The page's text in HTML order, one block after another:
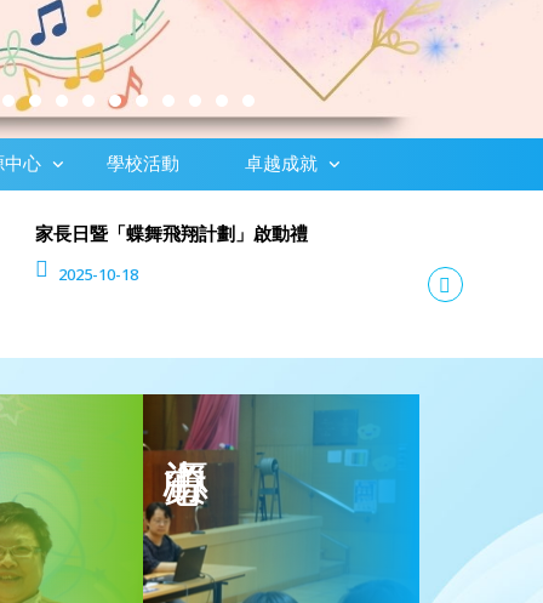
中心 學校活動 卓越成就
家長日暨「蝶舞飛翔計劃」啟動禮
2025-10-18
最新消息
資源中心
小幼苗計劃
優質教育基金主題網絡計劃